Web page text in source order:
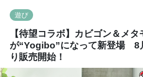
遊び
【待望コラボ】カビゴン＆メタ
が“Yogibo”になって新登場 8
り販売開始！